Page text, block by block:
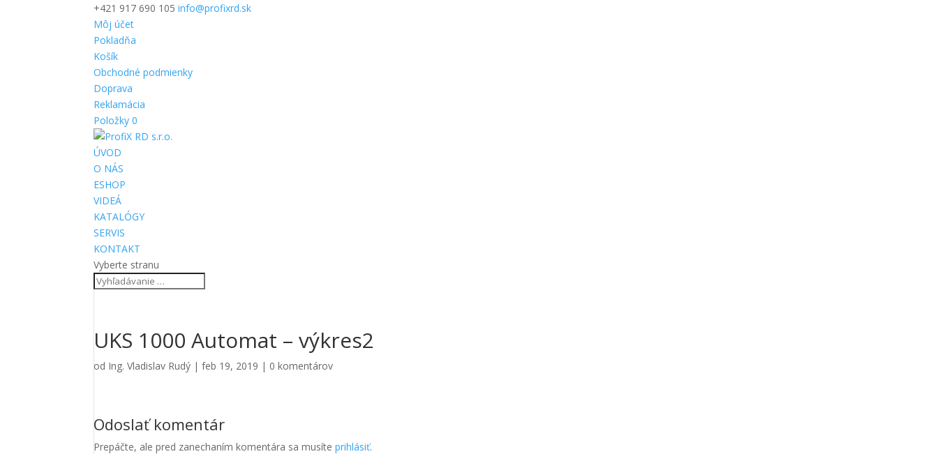
+421 917 690 105 info@profixrd.sk
Môj účet
Pokladňa
Košík
Obchodné podmienky
Doprava
Reklamácia
Položky 0
ÚVOD
O NÁS
ESHOP
VIDEÁ
KATALÓGY
SERVIS
KONTAKT
Vyberte stranu
UKS 1000 Automat – výkres2
od Ing. Vladislav Rudý |feb 19, 2019 | 0 komentárov
Odoslať komentár
Prepáčte, ale pred zanechaním komentára sa musíteprihlásiť.